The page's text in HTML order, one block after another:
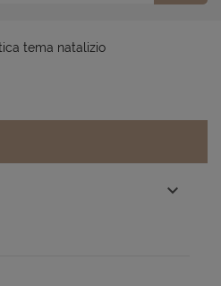
tema natalizio
